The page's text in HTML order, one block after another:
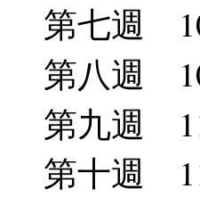
第七週
第八週
第九週
第十週